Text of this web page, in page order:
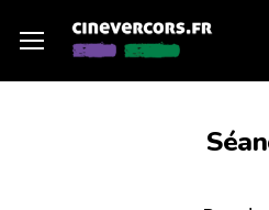
Menu